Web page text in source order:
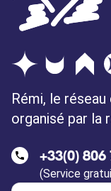
Rémi, le
organisé par la
+33(0) 806
(Service